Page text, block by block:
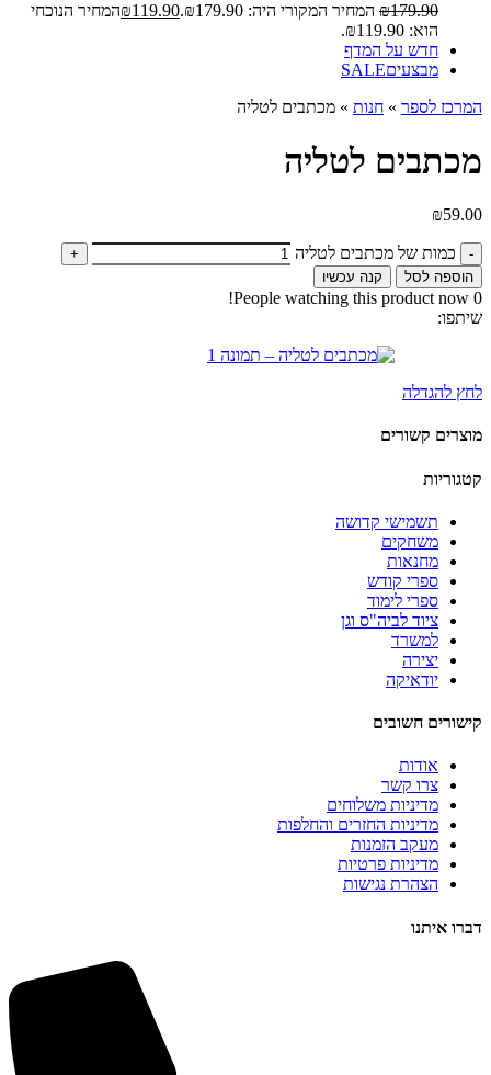
₪179.90 המחיר המקורי היה: ₪179.90. ₪119.90
המחיר הנוכחי
הוא: ₪119.90.
חדש על המדף
מבצעיםSALE
המרכז לספר » חנות » מכתבים לטליה
מכתבים לטליה
₪59.00
כמות של מכתבים לטליה
הוספה לסל קנה עכשיו
0
People watching this product now!
שיתפו:
לחץ להגדלה
מוצרים קשורים
קטגוריות
תשמישי קדושה
משחקים
מחנאות
ספרי קודש
ספרי לימוד
ציוד לביה"ס וגן
למשרד
יצירה
יודאיקה
קישורים חשובים
אודות
צרו קשר
מדיניות משלוחים
מדיניות החזרים והחלפות
מעקב הזמנות
מדיניות פרטיות
הצהרת נגישות
דברו איתנו